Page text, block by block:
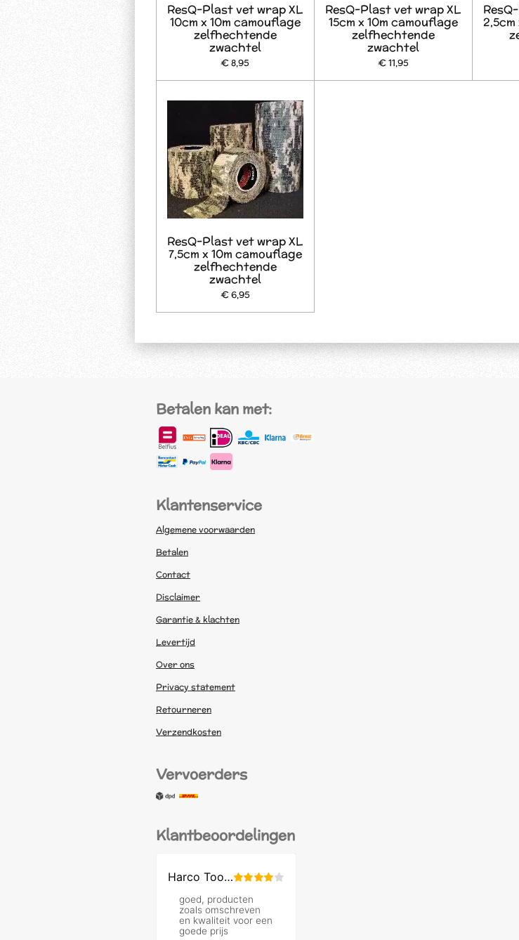
ResQ-Plast vet wrap XL
10cm x 10m camouflage
zelfhechtende
zwachtel
€ 8,95
ResQ-Plast vet wrap XL
15cm x 10m camouflage
zelfhechtende
zwachtel
€ 11,95
ResQ-Plast vet wrap XL
7,5cm x 10m camouflage
zelfhechtende
zwachtel
€ 6,95
Betalen kan met:
Klantenservice
Algemene voorwaarden
Betalen
Contact
Disclaimer
Garantie & klachten
Levertijd
Over ons
Privacy statement
Retourneren
Verzendkosten
Vervoerders
Klantbeoordelingen